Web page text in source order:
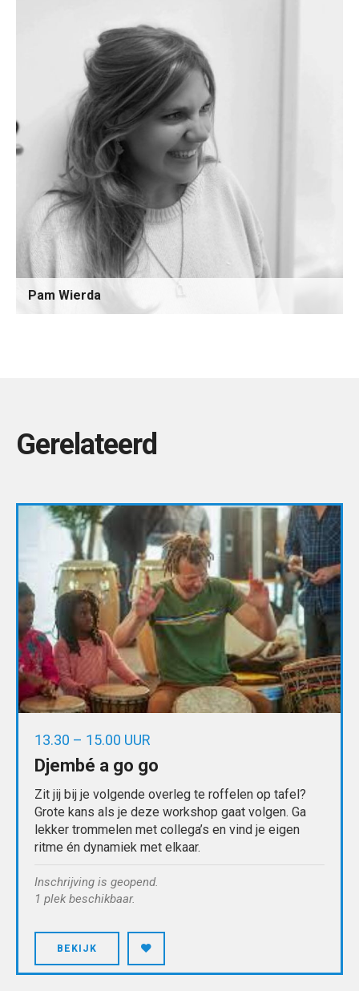
Pam Wierda
Gerelateerd
13.30 – 15.00 UUR
Djembé a go go
Zit jij bij je volgende overleg te roffelen op tafel?
Grote kans als je deze workshop gaat volgen. Ga
lekker trommelen met collega’s en vind je eigen
ritme én dynamiek met elkaar.
Inschrijving is geopend.
1 plek beschikbaar.
BEKIJK